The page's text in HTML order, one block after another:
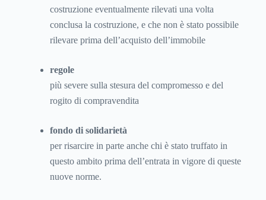
costruzione eventualmente rilevati una volta
conclusa la costruzione, e che non è stato possibile
rilevare prima dell’acquisto dell’immobile
regole
più severe sulla stesura del compromesso e del
rogito di compravendita
fondo di solidarietà
per risarcire in parte anche chi è stato truffato in
questo ambito prima dell’entrata in vigore di queste
nuove norme.